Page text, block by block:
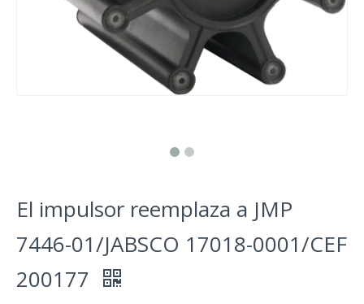
El impulsor reemplaza a JMP
7446-01/JABSCO 17018-0001/CEF
200177